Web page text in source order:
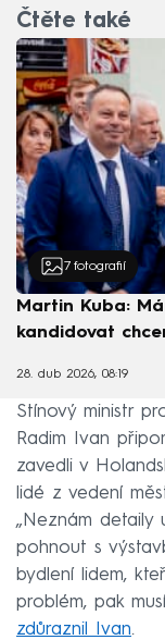
Čtěte také
7 fotografií
Martin Kuba:
kandidovat
28. dub 2026, 08:19
Stínový ministr
Radim Ivan
zavedli v
lidé z vedení
„Neznám detaily
pohnout s
bydlení lidem,
problém, pak
zdůraznil Ivan.